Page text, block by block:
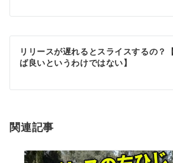
ビ
ゲ
ー
シ
ン
リリースが遅れるとスライスするの？
ば良いというわけではない】
関連記事